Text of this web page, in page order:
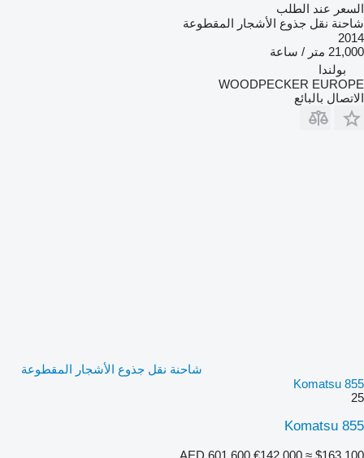
السعر عند الطلب
شاحنة نقل جذوع الأشجار المقطوعة
2014
21,000 متر / ساعة
بولندا
WOODPECKER EUROPE
الاتصال بالبائع
شاحنة نقل جذوع الأشجار المقطوعة
Komatsu 855
25
Komatsu 855
AED 601,600 €142,000 ≈ $163,100